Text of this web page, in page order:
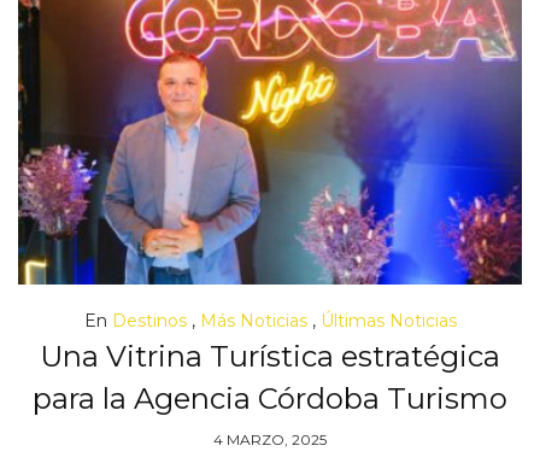
En Destinos, Más Noticias, Últimas Noticias
Una Vitrina Turística estratégica
para la Agencia Córdoba Turismo
4 MARZO, 2025